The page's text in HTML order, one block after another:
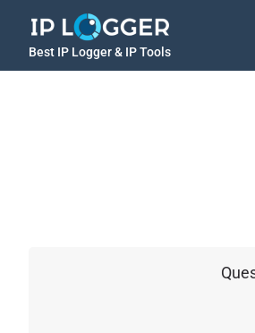
Best IP Logger & IP Tools